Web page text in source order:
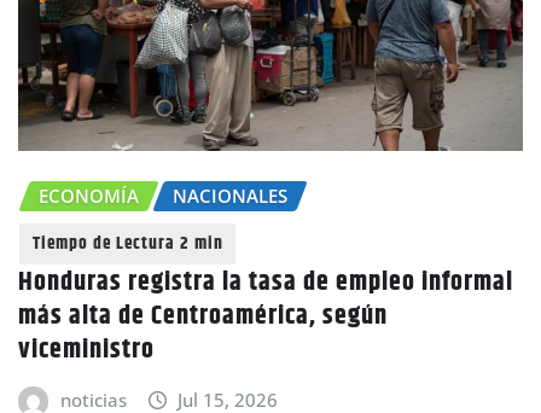
ECONOMÍA NACIONALES
Honduras registra la tasa de empleo informal
más alta de Centroamérica, según
viceministro
noticias Jul 15, 2026